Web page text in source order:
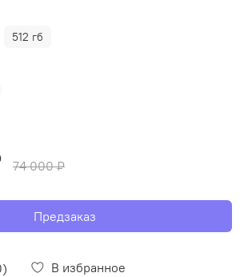
512 гб
В избранное
74 000 ₽
Предзаказ